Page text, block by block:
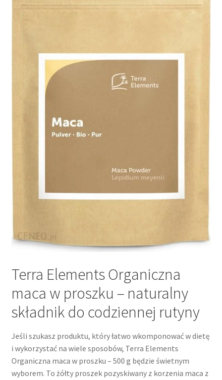
Terra Elements Organiczna
maca w proszku – naturalny
składnik do codziennej rutyny
Jeśli szukasz produktu, który łatwo wkomponować w dietę
i wykorzystać na wiele sposobów, Terra Elements
Organiczna maca w proszku – 500 g będzie świetnym
wyborem. To żółty proszek pozyskiwany z korzenia maca z